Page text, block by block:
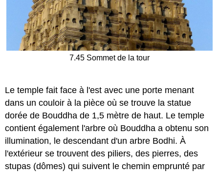
7.45 Sommet de la tour
Le temple fait face à l'est avec une porte menant
dans un couloir à la pièce où se trouve la statue
dorée de Bouddha de 1,5 mètre de haut. Le temple
contient également l'arbre où Bouddha a obtenu son
illumination, le descendant d'un arbre Bodhi. À
l'extérieur se trouvent des piliers, des pierres, des
stupas (dômes) qui suivent le chemin emprunté par